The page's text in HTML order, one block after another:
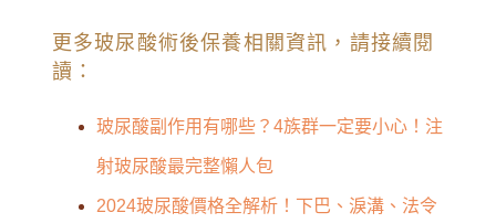
更多玻尿酸術後保養相關資訊，請接續閱
讀：
玻尿酸副作用有哪些？4族群一定要小心！注
射玻尿酸最完整懶人包
2024玻尿酸價格全解析！下巴、淚溝、法令